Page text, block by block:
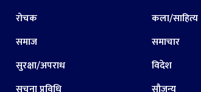
रोचक
समाज
सुरक्षा/अपराध
कला/साहित्य
समाचार
विदेश